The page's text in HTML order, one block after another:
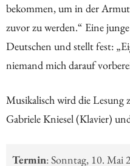
bekommen, um in der
zuvor zu werden.“ Eine
Deutschen und stellt fest:
niemand mich darauf
Musikalisch wird die Lesung
Gabriele Kniesel (Klavier)
Termin: Sonntag, 10. Mai